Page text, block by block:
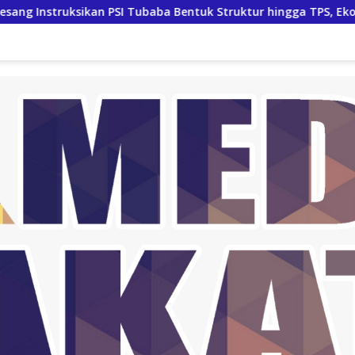
PSI Tubaba Bentuk Struktur hingga TPS, Eko Sunarko